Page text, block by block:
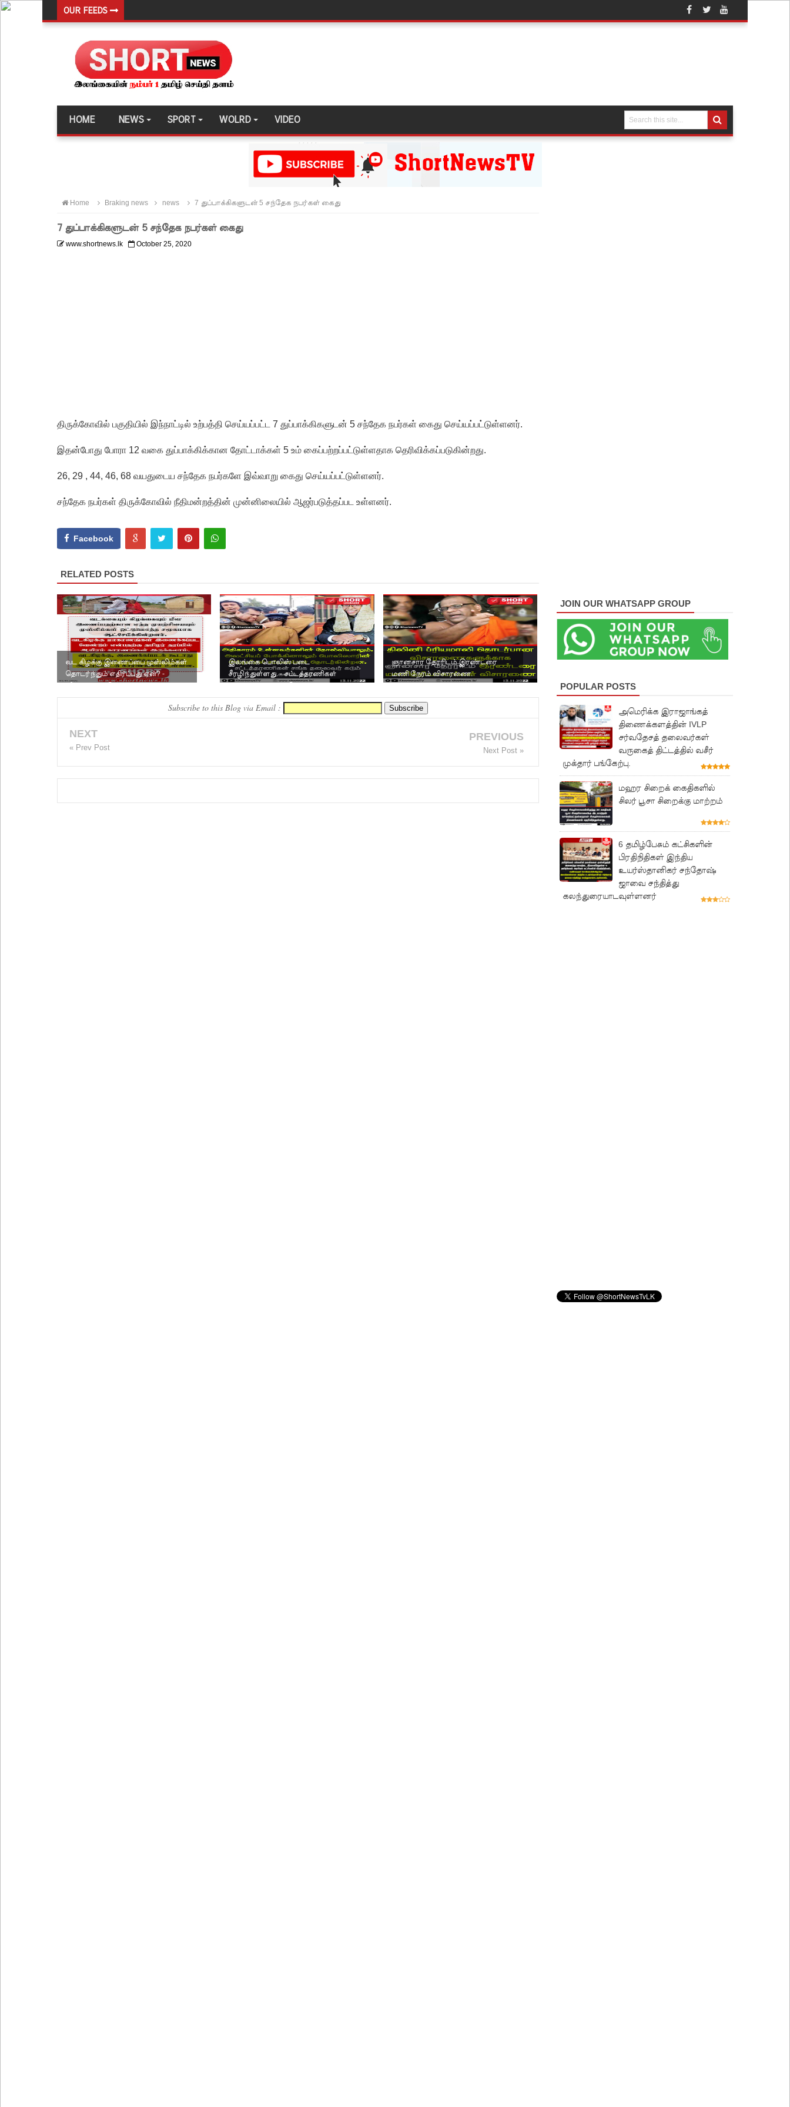
OUR FEEDS
குருவிட்ட சிறை மோதலில் இருவர் பலி!
குருவிட்ட சிறைச்சாலையில் அமைதியின்மை!
ஹிருணிகாவின் சிறைத் தண்டனைக்கு எதிரான மேல்முறையீட்டு விசாரணை செப்டம்பர் 23 வரை ஒத்திவைப்பு!
சுகாதார உதவியாளர் நியமனங்களில் சுகாதார தொண்டர்களையும் உள்வாங்கவும் - உதுமா லெப்பை MP!
பரீட்சைக் காலத்தில் இடர்கள் ஏற்பட்டால் அறிவிக்க 5 தொலைபேசி இலக்கங்கள்!
குருவிட்ட சிறையின் பதற்றம் கட்டுப்பாட்டுக்குள் வந்தது!
HOME NEWS SPORT WOLRD VIDEO
Home Braking news news 7 துப்பாக்கிகளுடன் 5 சந்தேக நபர்கள் கைது
7 துப்பாக்கிகளுடன் 5 சந்தேக நபர்கள் கைது
www.shortnews.lk October 25, 2020
திருக்கோவில் பகுதியில் இந்நாட்டில் உற்பத்தி செய்யப்பட்ட 7 துப்பாக்கிகளுடன் 5 சந்தேக நபர்கள் கைது செய்யப்பட்டுள்ளனர்.
இதன்போது போரா 12 வகை துப்பாக்கிக்கான தோட்டாக்கள் 5 உம் கைப்பற்றப்பட்டுள்ளதாக தெரிவிக்கப்படுகின்றது.
26, 29 , 44, 46, 68 வயதுடைய சந்தேக நபர்களே இவ்வாறு கைது செய்யப்பட்டுள்ளனர்.
சந்தேக நபர்கள் திருக்கோவில் நீதிமன்றத்தின் முன்னிலையில் ஆஜர்படுத்தப்பட உள்ளனர்.
Facebook
RELATED POSTS
வட கிழக்கு இணைப்பை முஸ்லிம்கள்
தொடர்ந்தும் எதிர்ப்பது ஏன்? -
இலங்கை பொலிஸ் படை
சீரழிந்துள்ளது. - சட்டத்தரணிகள்
ஞானசார தேரரிடம் இரண்டரை
மணி நேரம் விசாரணை.
Subscribe to this Blog via Email :
NEXT
« Prev Post
PREVIOUS
Next Post »
JOIN OUR WHATSAPP GROUP
POPULAR POSTS
அமெரிக்க இராஜாங்கத்
திணைக்களத்தின் IVLP
சர்வதேசத் தலைவர்கள்
வருகைத் திட்டத்தில் வசீர்
முக்தார் பங்கேற்பு.
மஹர சிறைக் கைதிகளில்
சிலர் பூசா சிறைக்கு மாற்றம்
6 தமிழ்பேசும் கட்சிகளின்
பிரதிநிதிகள் இந்திய
உயர்ஸ்தானிகர் சந்தோஷ்
ஜாவை சந்தித்து
கலந்துரையாடவுள்ளனர்